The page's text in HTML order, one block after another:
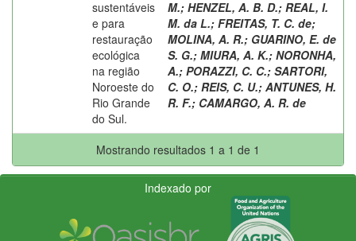
sustentáveis
e para
restauração
ecológica
na região
Noroeste do
Rio Grande
do Sul.
M.; HENZEL, A. B. D.; REAL, I.
M. da L.; FREITAS, T. C. de;
MOLINA, A. R.; GUARINO, E. de
S. G.; MIURA, A. K.; NORONHA,
A.; PORAZZI, C. C.; SARTORI,
C. O.; REIS, C. U.; ANTUNES, H.
R. F.; CAMARGO, A. R. de
Mostrando resultados 1 a 1 de 1
Indexado por